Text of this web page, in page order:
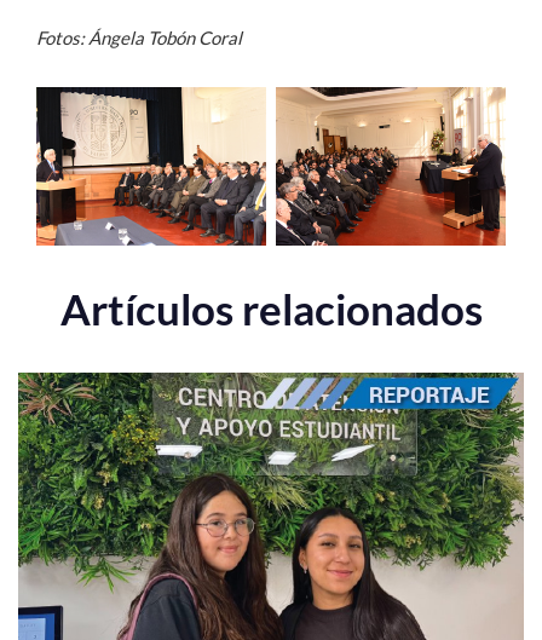
Fotos: Ángela Tobón Coral
Artículos relacionados